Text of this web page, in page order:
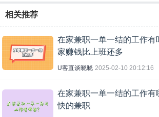
相关推荐
在家兼职一单一结的工作有
家赚钱比上班还多
U客直谈晓晓 2025-02-10 20:12:16
在家兼职一单一结的工作有
快的兼职